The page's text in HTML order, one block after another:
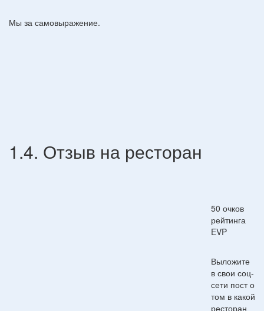
Мы за самовыражение.
1.4. Отзыв на ресторан
50 очков
рейтинга
EVP
Выложите
в свои соц-
сети пост о
том в какой
ресторан